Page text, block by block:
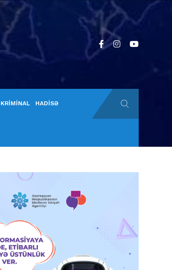
KRİMİNAL HADİSƏ